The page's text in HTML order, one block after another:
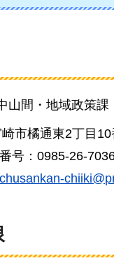
山間・地域政策課
市橘通東2丁目
号：0985-26-
chusankan-